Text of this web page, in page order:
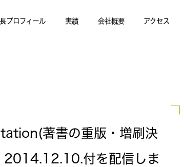
プロフィール 実績 会社概要 アクセス
著書の重版・増刷決
2014.12.10.付を配信しま